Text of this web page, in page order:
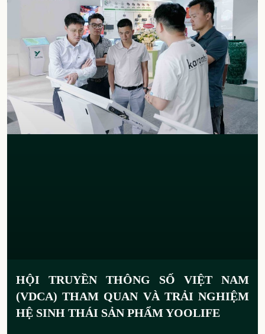
HỘI TRUYỀN THÔNG SỐ VIỆT NAM
(VDCA) THAM QUAN VÀ TRẢI NGHIỆM
HỆ SINH THÁI SẢN PHẨM YOOLIFE